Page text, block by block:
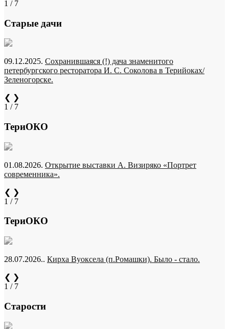
1 / 7
Старые дачи
09.12.2025. Сохранившаяся (!) дача знаменитого
петербургского ресторатора И. С. Соколова в Терийоках/
Зеленогорске.
❮ ❯
1 / 7
ТериОКО
01.08.2026. Открытие выставки А. Визиряко «Портрет
современника».
❮ ❯
1 / 7
ТериОКО
28.07.2026.. Кирха Вуоксела (п.Ромашки). Было - стало.
❮ ❯
1 / 7
Старости